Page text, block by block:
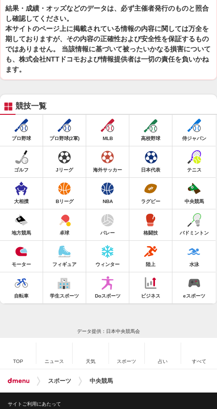
結果・成績・オッズなどのデータは、必ず主催者発行のものと照合
し確認してください。
本サイトのページ上に掲載されている情報の内容に関しては万全を
期しておりますが、その内容の正確性および安全性を保証するもの
ではありません。 当該情報に基づいて被ったいかなる損害について
も、株式会社NTTドコモおよび情報提供者は一切の責任を負いかね
ます。
競技一覧
プロ野球 プロ野球(2軍) MLB 高校野球 侍ジャパン
ゴルフ Jリーグ 海外サッカー 日本代表 テニス
大相撲 Bリーグ NBA ラグビー 中央競馬
地方競馬 卓球 バレー 格闘技 バドミントン
モーター フィギュア ウィンター 陸上 水泳
自転車 学生スポーツ Doスポーツ ビジネス eスポーツ
データ提供：日本中央競馬会
TOP ニュース 天気 スポーツ 占い すべて
スポーツ 中央競馬
サイトご利用にあたって